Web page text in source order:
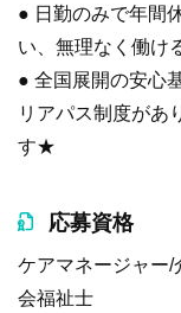
● 日勤のみで年間
い、無理なく働け
● 全国展開の安心
リアパス制度があ
す★
応募資格
ケアマネージャー/
会福祉士